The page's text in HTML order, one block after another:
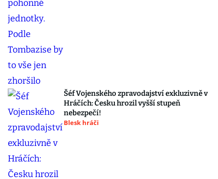
Šéf Vojenského zpravodajství exkluzivně v
Hráčích: Česku hrozil vyšší stupeň
nebezpečí!
Blesk hráči